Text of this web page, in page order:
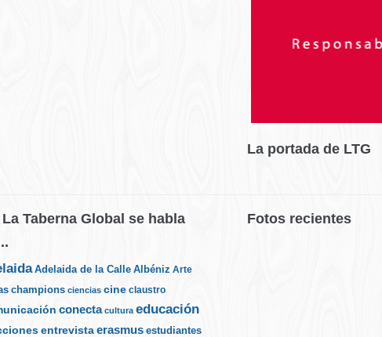
La portada de LTG
La Taberna Global se habla
Adelaida de la Calle Albéniz Arte
champions ciencias cine claustro
conecta cultura educación
entrevista erasmus estudiantes
Fotos recientes